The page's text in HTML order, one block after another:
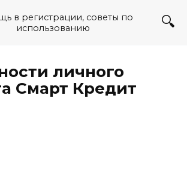
в регистрации, советы по
использованию
личного
Смарт Кредит